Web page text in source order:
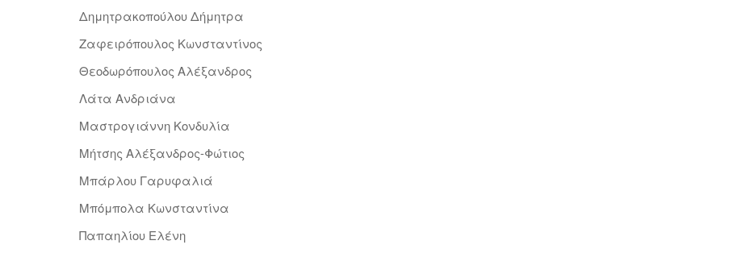
Δημητρακοπούλου Δήμητρα
Ζαφειρόπουλος Κωνσταντίνος
Θεοδωρόπουλος Αλέξανδρος
Λάτα Ανδριάνα
Μαστρογιάννη Κονδυλία
Μήτσης Αλέξανδρος-Φώτιος
Μπάρλου Γαρυφαλιά
Μπόμπολα Κωνσταντίνα
Παπαηλίου Ελένη